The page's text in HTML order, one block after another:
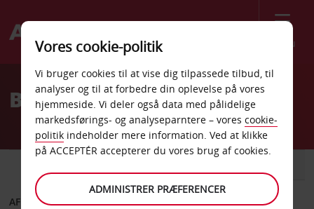
Menu
Welcome
AvisBilleje Celje
AFHENT FRA
Vores cookie-politik
Vi bruger cookies til at vise dig tilpassede tilbud, til
analyser og til at forbedre din oplevelse på vores
hjemmeside. Vi deler også data med pålidelige
markedsførings- og analyseparntere – vores cookie-
politik indeholder mere information. Ved at klikke
på ACCEPTÉR accepterer du vores brug af cookies.
ADMINISTRER PRÆFERENCER